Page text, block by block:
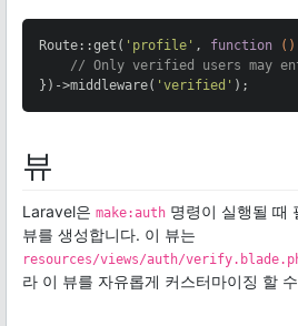
Route::get( 'profile' , function ()
// Only verified users may
})->middleware( 'verified' );
뷰
Laravel은 make:auth 명령이 실행될 때
뷰를 생성합니다. 이 뷰는
resources/views/auth/
라 이 뷰를 자유롭게 커스터마이징 할